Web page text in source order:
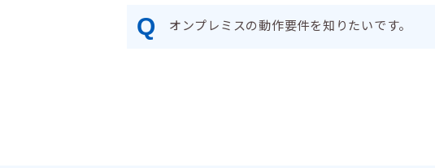
Q オンプレミスの動作要件を知りたいです。